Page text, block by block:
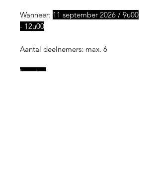
Wanneer: 11 september 2026 / 9u00
- 12u00
Aantal deelnemers: max. 6
Locatie: